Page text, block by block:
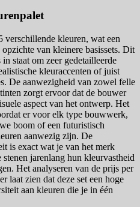
verschillende kleuren, wat een
van kleinere basissets. Dit
staat om zeer gedetailleerde
kleuraccenten of juist
De aanwezigheid van zowel felle
zorgt ervoor dat de bouwer
aspect van het ontwerp. Het
er voor elk type bouwwerk,
boom of een futuristisch
aanwezig zijn. De
is exact wat je van het merk
jarenlang hun kleurvastheid
Het analyseren van de prijs per
laat zien dat deze set een hoge
aan kleuren die je in één